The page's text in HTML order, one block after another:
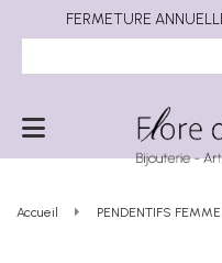
Accueil PENDENTIFS FEMME
FERMETURE